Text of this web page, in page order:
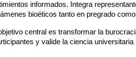
informados. Integra
bioéticos tanto en pregrado
central es transformar la
y valide la ciencia universitaria